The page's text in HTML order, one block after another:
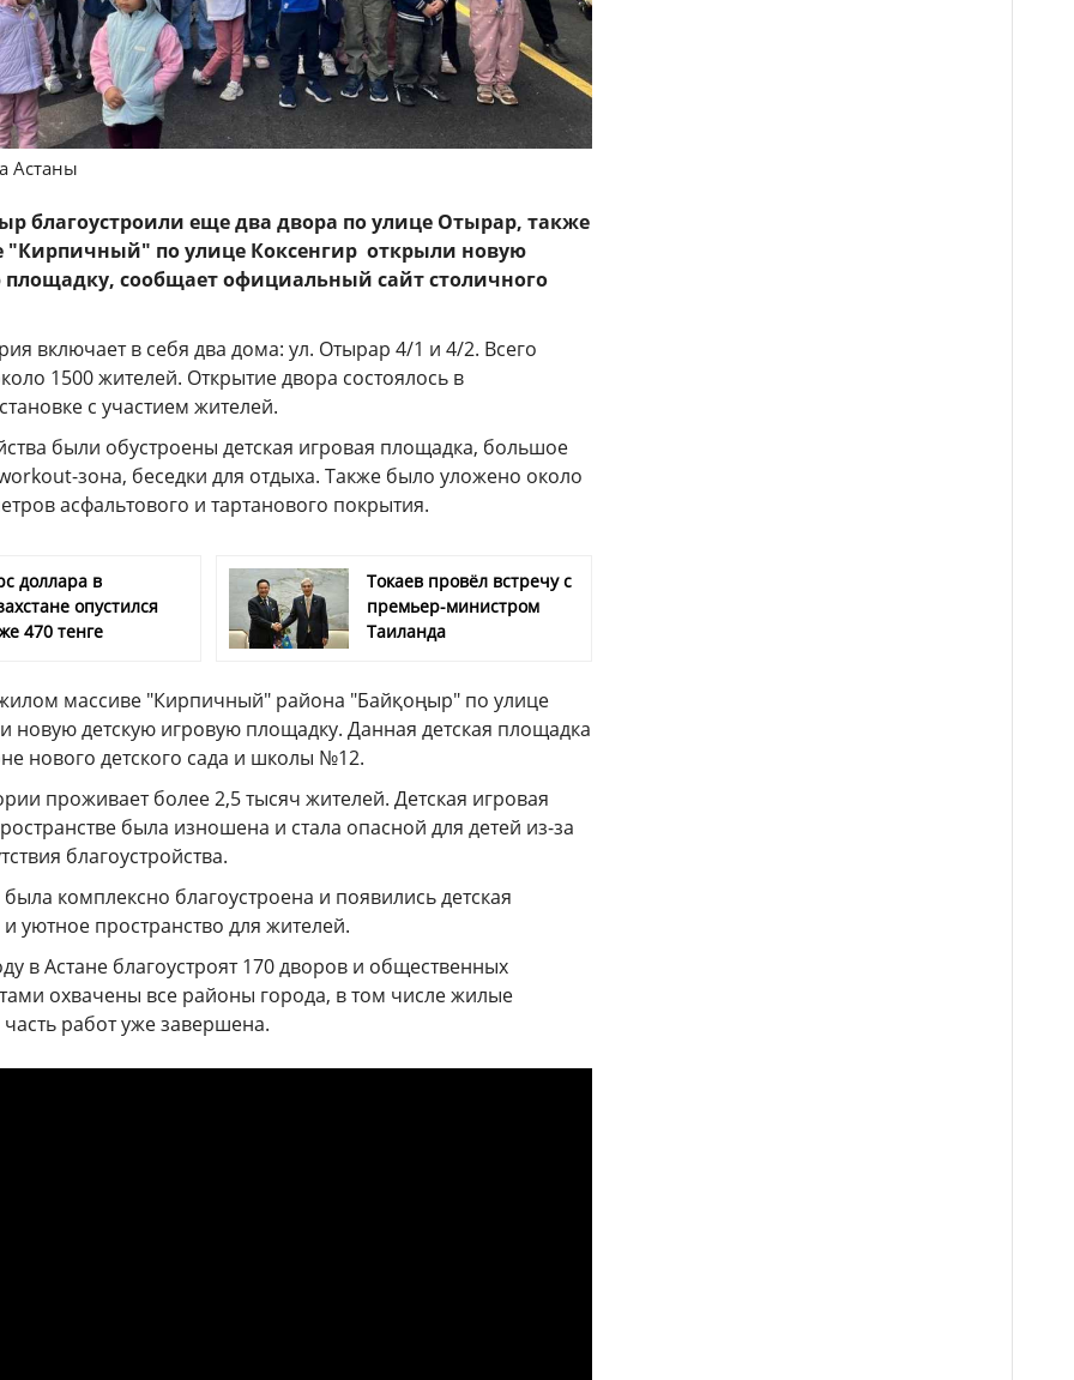
Астаны
благоустроили еще два двора по улице Отырар, также
"Кирпичный" по улице Коксенгир открыли новую
площадку, сообщает официальный сайт столичного
включает в себя два дома: ул. Отырар 4/1 и 4/2. Всего
1500 жителей. Открытие двора состоялось в
с участием жителей.
были обустроены детская игровая площадка, большое
зона, беседки для отдыха. Также было уложено около
асфальтового и тартанового покрытия.
доллара в
опустился
470 тенге
Токаев провёл встречу с
премьер-министром
Таиланда
массиве "Кирпичный" района "Байқоңыр" по улице
новую детскую игровую площадку. Данная детская площадка
нового детского сада и школы №12.
проживает более 2,5 тысяч жителей. Детская игровая
была изношена и стала опасной для детей из-за
благоустройства.
комплексно благоустроена и появились детская
уютное пространство для жителей.
в Астане благоустроят 170 дворов и общественных
охвачены все районы города, в том числе жилые
работ уже завершена.